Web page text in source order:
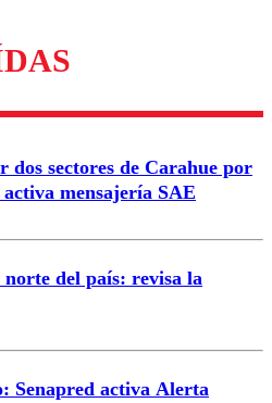
para garantizar un
respetuoso.
dos sectores de Carahue por
mensajería SAE
del país: revisa la
Senapred activa Alerta